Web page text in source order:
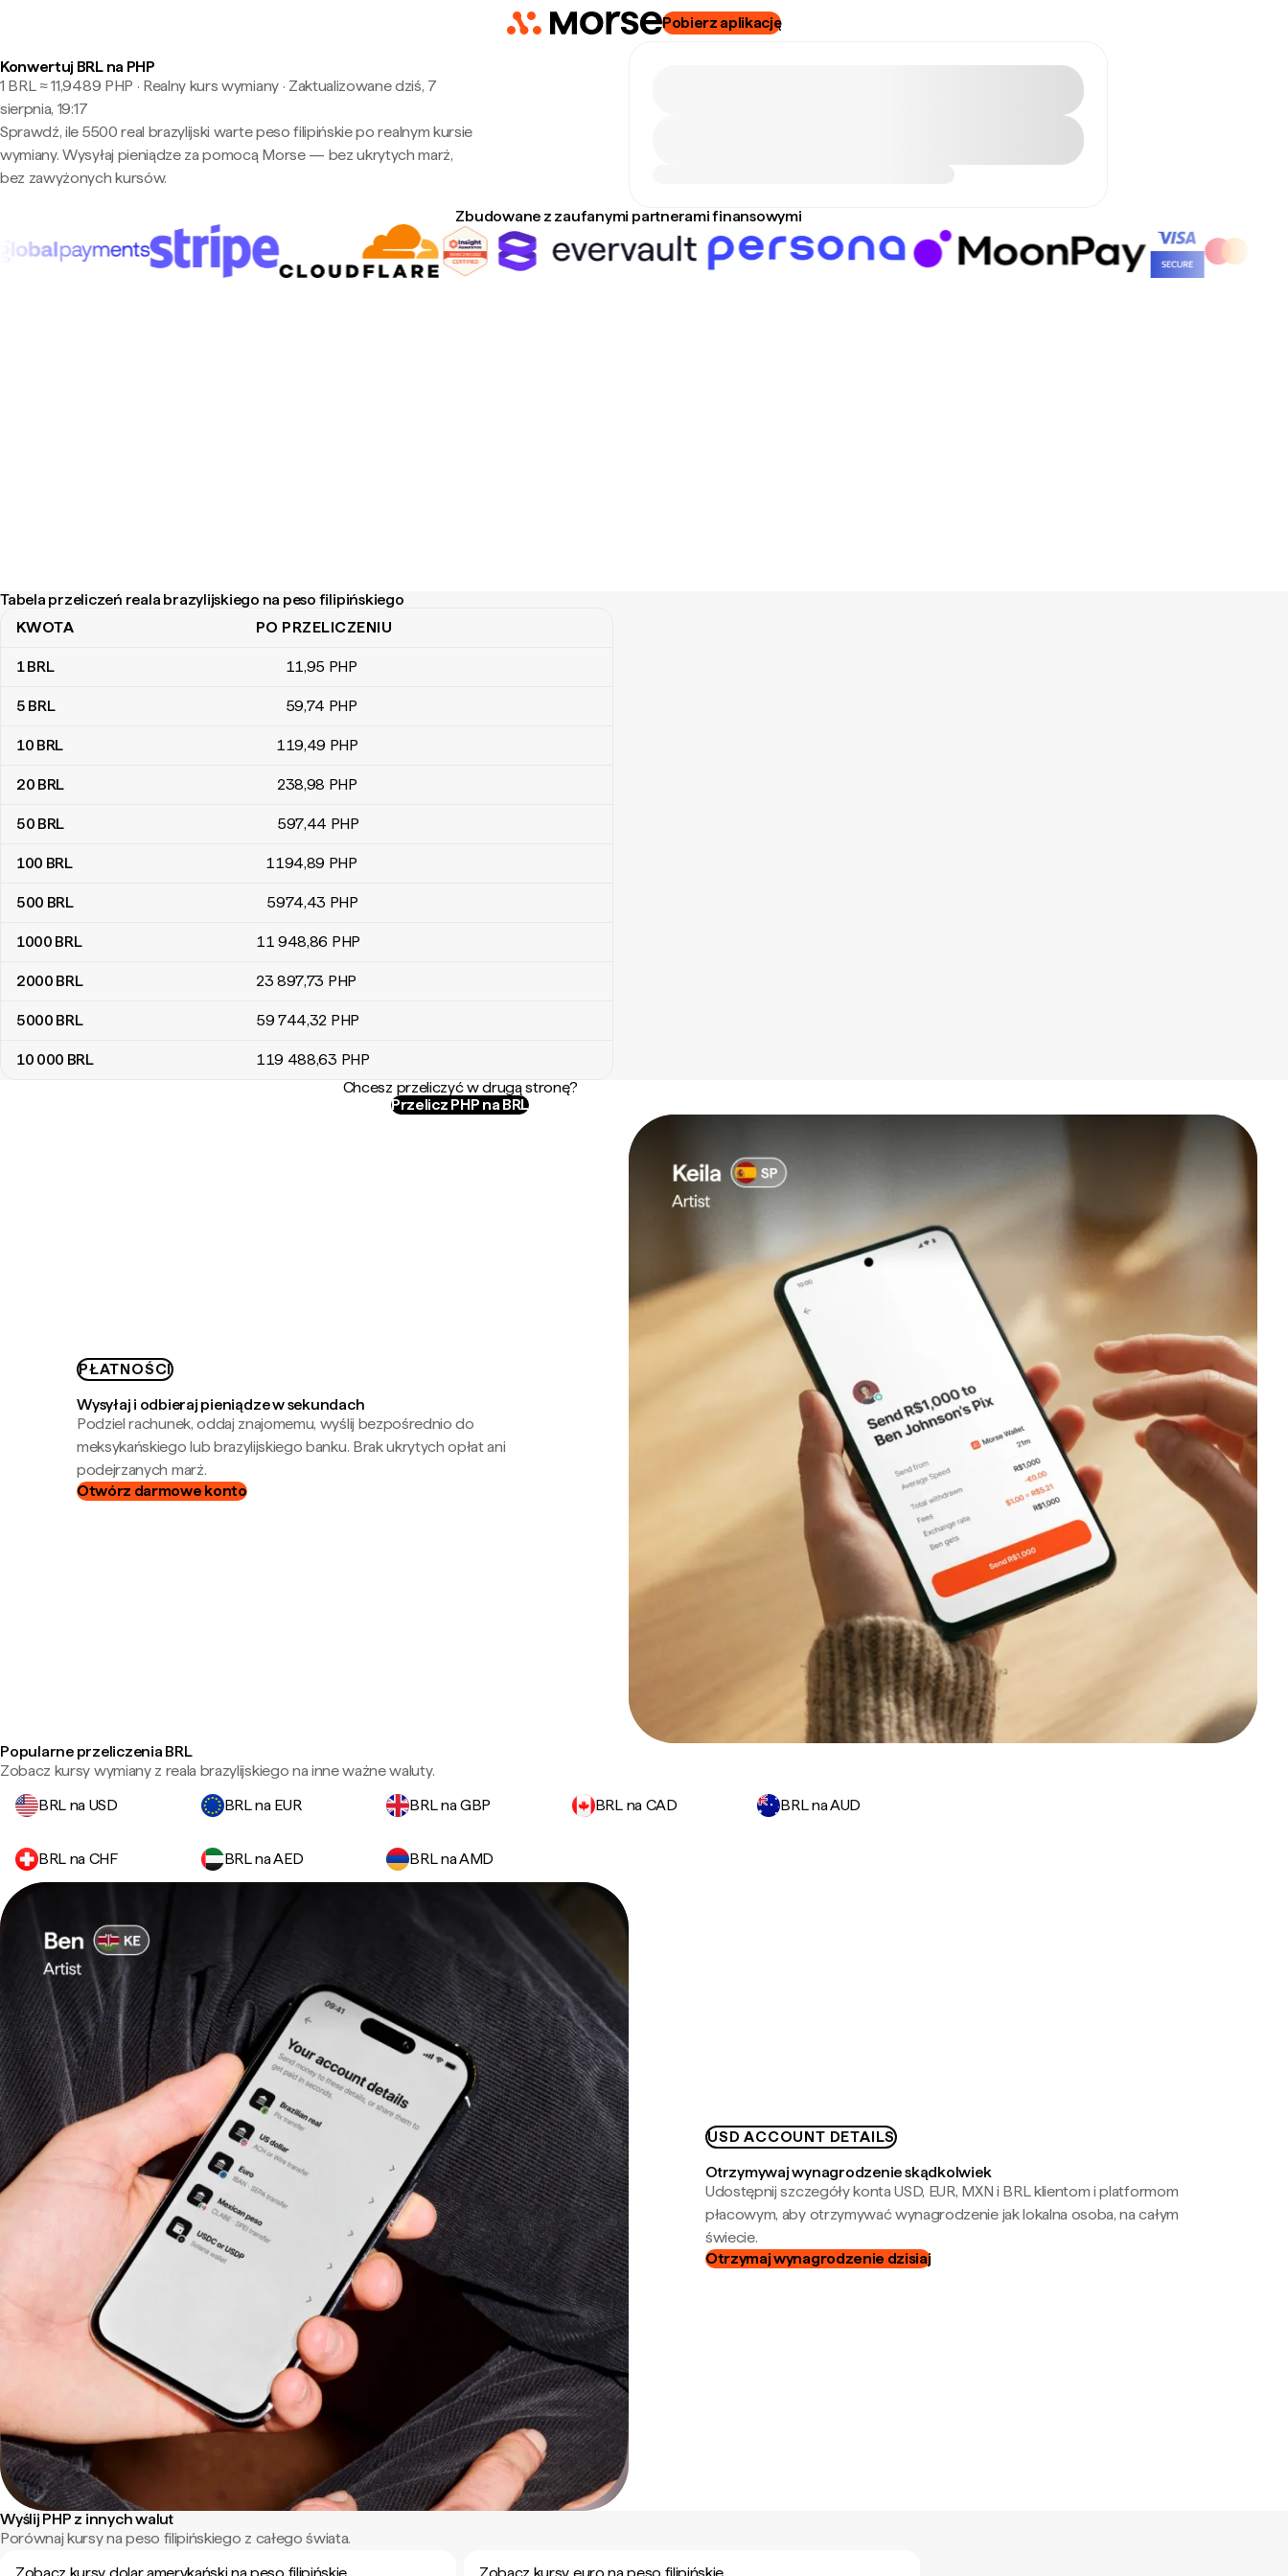
Pobierz aplikację
Konwertuj BRL na PHP
1 BRL ≈ 11,9489 PHP · Realny kurs wymiany· Zaktualizowane dziś, 7
sierpnia, 19:17
Sprawdź, ile 5500 real brazylijski warte peso filipińskie po realnym kursie
wymiany. Wysyłaj pieniądze za pomocą Morse — bez ukrytych marż,
bez zawyżonych kursów.
Zbudowane z zaufanymi partnerami finansowymi
Tabela przeliczeń reala brazylijskiego na peso filipińskiego
Tabela przeliczeń reala brazylijskiego na peso filipińskiego
KWOTA PO PRZELICZENIU
1BRL 11,95 PHP
5 BRL 59,74 PHP
10 BRL 119,49 PHP
20 BRL 238,98 PHP
50 BRL 597,44 PHP
100 BRL 1194,89 PHP
500 BRL 5974,43 PHP
1000 BRL 11 948,86 PHP
2000 BRL 23 897,73 PHP
5000 BRL 59 744,32 PHP
10 000 BRL 119 488,63 PHP
Chcesz przeliczyć w drugą stronę?
Przelicz PHP na BRL
PŁATNOŚCI
Wysyłaj i odbieraj pieniądze w sekundach
Podziel rachunek, oddaj znajomemu, wyślij bezpośrednio do
meksykańskiego lub brazylijskiego banku. Brak ukrytych opłat ani
podejrzanych marż.
Otwórz darmowe konto
Popularne przeliczenia BRL
Zobacz kursy wymiany z reala brazylijskiego na inne ważne waluty.
BRL na USD
BRL na EUR BRL na GBP BRL na CAD BRL na AUD
BRL na CHF BRL na AED BRL na AMD
USD ACCOUNT DETAILS
Otrzymywaj wynagrodzenie skądkolwiek
Udostępnij szczegóły konta USD, EUR, MXN i BRL klientom i platformom
płacowym, aby otrzymywać wynagrodzenie jak lokalna osoba, na całym
świecie.
Otrzymaj wynagrodzenie dzisiaj
Wyślij PHP z innych walut
Porównaj kursy na peso filipińskiego z całego świata.